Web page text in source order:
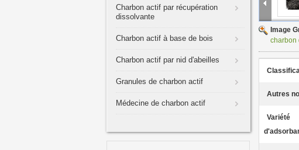
Charbon actif par récupération
dissolvante
Charbon actif à base de bois
Charbon actif par nid d'abeilles
Granules de charbon actif
Médecine de charbon actif
Image
charbon
Autres
Variété